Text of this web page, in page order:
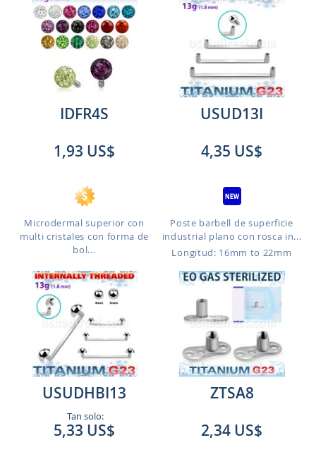
IDFR4S
1,93 US$
Microdermal superior con
multi cristales con forma de
bol...
USUD13I
4,35 US$
Poste barbell de superficie
industrial plano con rosca in...
Longitud: 16mm to 22mm
USUDHBI13
Tan solo:
5,33 US$
ZTSA8
2,34 US$